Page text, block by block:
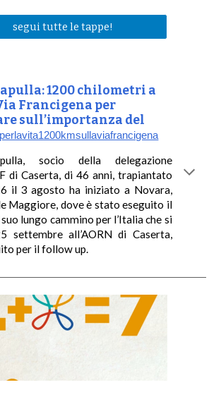
segui tutte le tappe!
1200 chilometri a
Francigena per
sull’importanza del
socio della delegazione
di Caserta, di 46 anni, trapiantato
il 3 agosto ha iniziato a Novara,
Maggiore, dove è stato eseguito il
lungo cammino per l’Italia che si
settembre all’AORN di Caserta,
per il follow up.